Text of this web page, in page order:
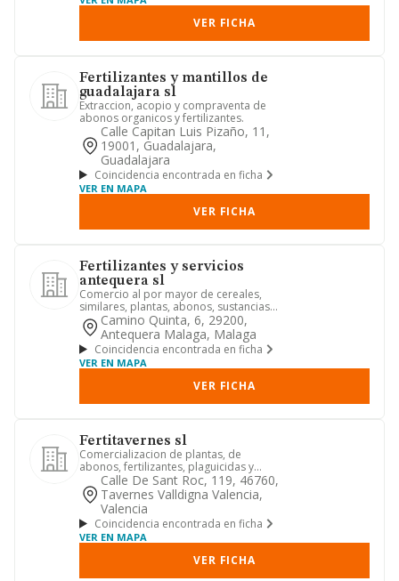
VER FICHA
Fertilizantes y mantillos de
guadalajara sl
Extraccion, acopio y compraventa de
abonos organicos y fertilizantes.
Calle Capitan Luis Pizaño, 11,
19001, Guadalajara,
Guadalajara
Coincidencia encontrada en ficha
VER EN MAPA
VER FICHA
Fertilizantes y servicios
antequera sl
Comercio al por mayor de cereales,
similares, plantas, abonos, sustancias
fertilizante y productos ...
Camino Quinta, 6, 29200,
Antequera Malaga, Malaga
Coincidencia encontrada en ficha
VER EN MAPA
VER FICHA
Fertitavernes sl
Comercializacion de plantas, de
abonos, fertilizantes, plaguicidas y
materias primas agricolas fabr...
Calle De Sant Roc, 119, 46760,
Tavernes Valldigna Valencia,
Valencia
Coincidencia encontrada en ficha
VER EN MAPA
VER FICHA